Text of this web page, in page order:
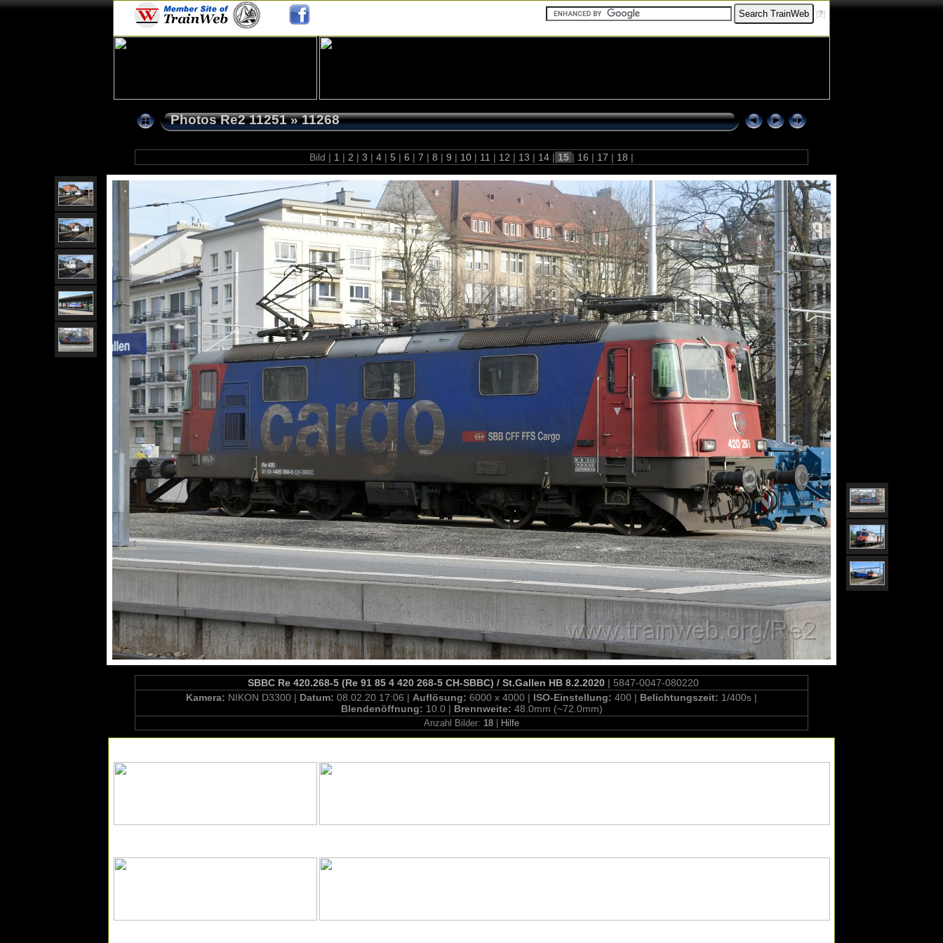
[?]
Photos Re2 11251»11268
Bild | 1 | 2 | 3 | 4 | 5 | 6 | 7 | 8 | 9 | 10 | 11 | 12 | 13 | 14 | 15 | 16 | 17 | 18 |
SBBC Re 420.268-5 (Re 91 85 4 420 268-5 CH-SBBC) / St.Gallen HB 8.2.2020| 5847-0047-080220
Kamera: NIKON D3300 | Datum: 08.02.20 17:06 | Auflösung: 6000 x 4000 | ISO-Einstellung: 400 | Belichtungszeit: 1/400s |
Blendenöffnung: 10.0 | Brennweite: 48.0mm (~72.0mm)
Anzahl Bilder: 18 Hilfe